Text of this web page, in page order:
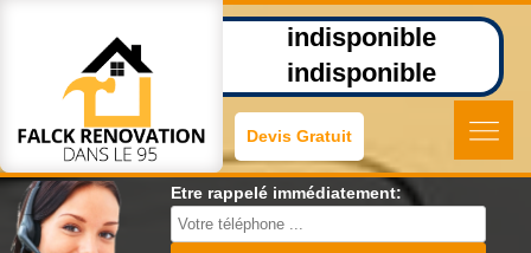
indisponible
indisponible
Devis Gratuit
Etre rappelé immédiatement: